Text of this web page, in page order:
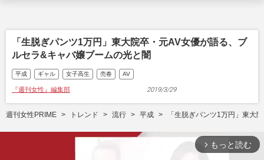
「生脱ぎパンツ1万円」東大院卒・元AV女優が語る、ブ
ルセラ&キャバ嬢ブームの光と闇
平成 ギャル 女子高生 売春 AV
『週刊女性』編集部 2019/3/29
週刊女性PRIME トレンド 流行 平成 「生脱ぎパンツ1万円」東大
arrow_forward_ios もっと読む